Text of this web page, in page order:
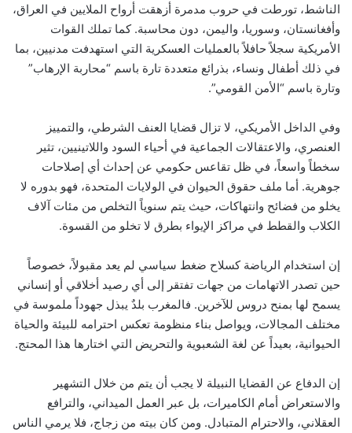
الناشط، تورطت في حروب مدمرة أزهقت أرواح الملايين في العراق،
وأفغانستان، وسوريا، واليمن، دون محاسبة. كما تملك القوات
الأمريكية سجلاً حافلاً بالعمليات العسكرية التي استهدفت مدنيين، بما
في ذلك أطفال ونساء، بذرائع متعددة تارة باسم “محاربة الإرهاب”
وتارة باسم “الأمن القومي”.
وفي الداخل الأمريكي، لا تزال قضايا العنف الشرطي، والتمييز
العنصري، والاعتقالات الجماعية في أحياء السود واللاتينيين، تثير
سخطاً واسعاً، في ظل تقاعس حكومي عن إحداث أي إصلاحات
جوهرية. أما ملف حقوق الحيوان في الولايات المتحدة، فهو بدوره لا
يخلو من فضائح وانتهاكات، حيث يتم سنوياً التخلص من مئات آلاف
الكلاب والقطط في مراكز الإيواء بطرق لا تخلو من القسوة.
إن استخدام الرياضة كسلاح ضغط سياسي لم يعد مقبولاً، خصوصاً
حين تصدر الاتهامات من جهات تفتقر إلى أي رصيد أخلاقي أو إنساني
يسمح لها بمنح دروس للآخرين. فالمغرب بلدٌ يبذل جهوداً ملموسة في
مختلف المجالات، ويواصل بناء منظومة تعكس احترامه للبيئة والحياة
الحيوانية، بعيداً عن لغة الشعبوية والتحريض التي اختارها هذا المحتج.
إن الدفاع عن القضايا النبيلة لا يجب أن يتم من خلال التشهير
والاستعراض أمام الكاميرات، بل عبر العمل الميداني، والترافع
العقلاني، والاحترام المتبادل. ومن كان بيته من زجاج، فلا يرمي الناس